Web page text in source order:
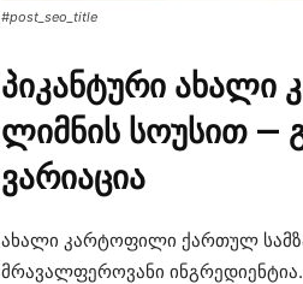
#post_seo_title
პიკანტური
ლიმნის სოუსით —
ვარიაცია
ახალი კარტოფილი ქართულ
მრავალფეროვანი